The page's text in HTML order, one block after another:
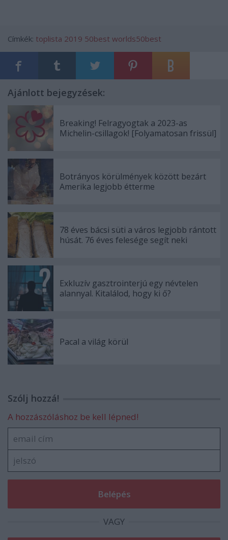
Címkék: toplista 2019 50best worlds50best
Ajánlott bejegyzések:
Breaking! Felragyogtak a 2023-as
Michelin-csillagok! [Folyamatosan frissül]
Botrányos körülmények között bezárt
Amerika legjobb étterme
78 éves bácsi süti a város legjobb rántott
húsát. 76 éves felesége segít neki
Exkluzív gasztrointerjú egy névtelen
alannyal. Kitalálod, hogy ki ő?
Pacal a világ körül
Szólj hozzá!
A hozzászóláshoz be kell lépned!
VAGY